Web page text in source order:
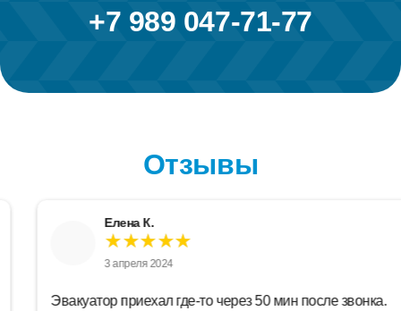
+7 989 047-71-77
Отзывы
Елена К.
★★★★★
3 апреля 2024
Эвакуатор приехал где-то через 50 мин после звонка.